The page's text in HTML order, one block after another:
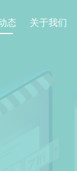
态 关于我们